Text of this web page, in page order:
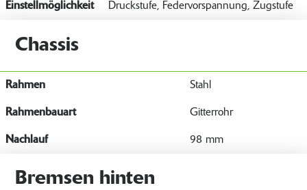
Einstellmöglichkeit Druckstufe, Federvorspannung, Zugstufe
Chassis
Rahmen Stahl
Rahmenbauart Gitterrohr
Nachlauf 98 mm
Bremsen hinten